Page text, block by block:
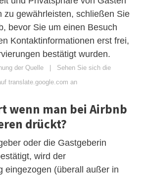
zu gewährleisten, schließen Sie
bevor Sie um einen Besuch
Kontaktinformationen erst frei,
bestätigt wurden.
der Quelle | Sehen Sie sich die
translate.google.com an
wenn man bei Airbnb
drückt?
oder die Gastgeberin
wird der
eingezogen (überall außer in